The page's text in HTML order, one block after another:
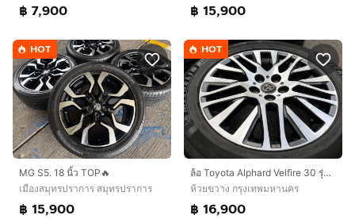
฿ 7,900 ฿ 15,900
HOT
MG S5. 18 นิ้ว TOP🔥
เมืองสมุทรปราการ สมุทรปราการ
฿ 15,900
HOT
ล้อ Toyota Alphard Velfire 30 รุ่นTop Vellfire SC 18 นิ้ว 5 รู 114 ล้อเดิมสภาพดี ไม่เคยซ่อม พร้อมยาง Michelin 235 50 18 ปลายปี2021
ห้วยขวาง กรุงเทพมหานคร
฿ 16,900